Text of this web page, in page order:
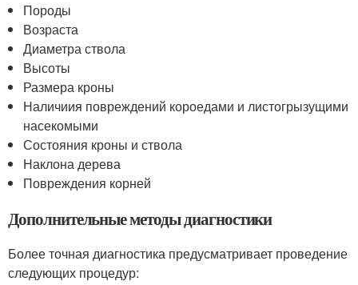
Породы
Возраста
Диаметра ствола
Высоты
Размера кроны
Наличиия повреждений короедами и листогрызущими
насекомыми
Состояния кроны и ствола
Наклона дерева
Повреждения корней
Дополнительные методы диагностики
Более точная диагностика предусматривает проведение
следующих процедур: